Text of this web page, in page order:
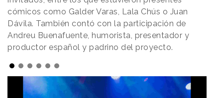
cómicos como Galder Varas, Lala Chús o Juan
Dávila. También contó con la participación de
Andreu Buenafuente, humorista, presentador y
productor español y padrino del proyecto.